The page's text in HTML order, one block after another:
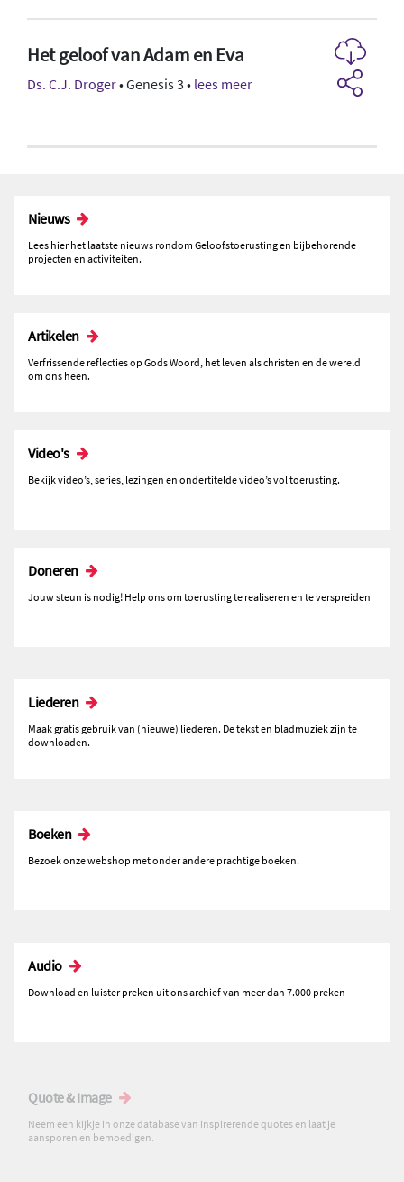
Het geloof van Adam en Eva
Ds. C.J. Droger• Genesis 3 • lees meer
Nieuws
Lees hier het laatste nieuws rondom Geloofstoerusting en bijbehorende
projecten en activiteiten.
Artikelen
Verfrissende reflecties op Gods Woord, het leven als christen en de wereld
om ons heen.
Video's
Bekijk video’s, series, lezingen en ondertitelde video’s vol toerusting.
Doneren
Jouw steun is nodig! Help ons om toerusting te realiseren en te verspreiden
Liederen
Maak gratis gebruik van (nieuwe) liederen. De tekst en bladmuziek zijn te
downloaden.
Boeken
Bezoek onze webshop met onder andere prachtige boeken.
Audio
Download en luister preken uit ons archief van meer dan 7.000 preken
Quote & Image
Neem een kijkje in onze database van inspirerende quotes en laat je
aansporen en bemoedigen.